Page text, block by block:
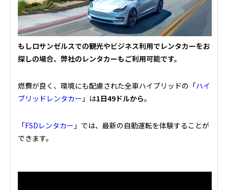
もしロサンゼルスでの観光やビジネス利用でレンタカーをお
探しの場合、弊社のレンタカーもご利用可能です。
燃費が良く、環境にも配慮された全車ハイブリッドの「ハイ
ブリッドレンタカー 」は1日49ドルから。
「FSDレンタカー 」では、最新の自動運転を体験することが
できます。